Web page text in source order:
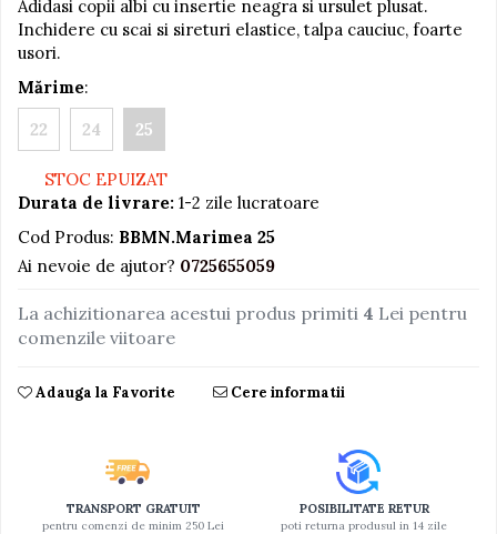
Jucarii educative din lemn
Muzica si instrumente
Pistoale
Plastilina
Proiectoare
Saltelute si centre de activitati
Set Avioane si submarine
Seturi de doctor
Seturi de rufe
Adidasi copii albi cu insertie neagra si ursulet plusat.
Inchidere cu scai si sireturi elastice, talpa cauciuc, foarte
usori.
Mărime:
22
24 25
STOC EPUIZAT
Durata de livrare: 1-2 zile lucratoare
Cod Produs: BBMN.Marimea 25
Ai nevoie de ajutor? 0725655059
La achizitionarea acestui produs primiti 4 Lei pentru
comenzile viitoare
Adauga la Favorite Cere informatii
TRANSPORT GRATUIT
pentru comenzi de minim 250 Lei
POSIBILITATE RETUR
poti returna produsul in 14 zile